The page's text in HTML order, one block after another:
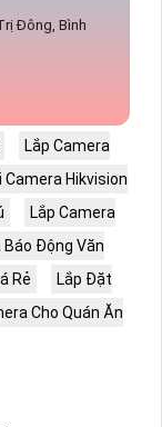
Đông, Bình
Lắp Camera
Camera Hikvision
Lắp Camera
Báo Động Văn
Rẻ
Lắp Đặt
Cho Quán Ăn